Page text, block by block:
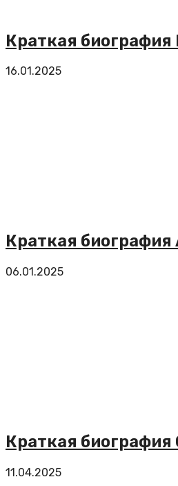
Краткая
16.01.2025
Краткая
06.01.2025
Краткая биография
11.04.2025